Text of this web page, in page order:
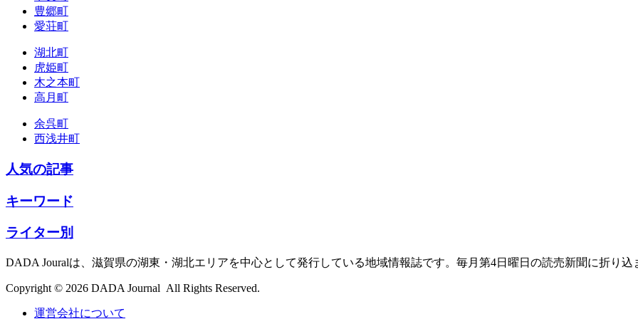
豊郷町
愛荘町
湖北町
虎姫町
木之本町
高月町
余呉町
西浅井町
人気の記事
キーワード
ライター別
DADA Jouralは、滋賀県の湖東・湖北エリアを中心として発行している地域情報誌です。毎月第4日曜日の読売新聞に折り込
Copyright © 2026 DADA Journal All Rights Reserved.
運営会社について